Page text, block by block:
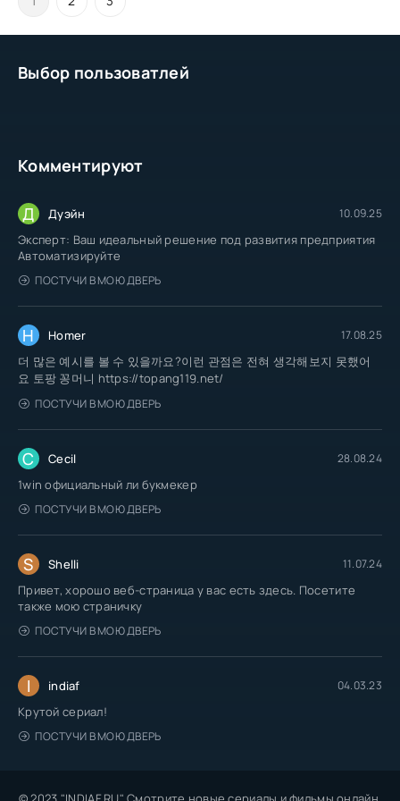
Выбор пользоватлей
Комментируют
Д Дуэйн 10.09.25
Эксперт: Ваш идеальный решение под развития предприятия
Автоматизируйте
ПОСТУЧИ В МОЮ ДВЕРЬ
H Homer 17.08.25
더 많은 예시를 볼 수 있을까요?이런 관점은 전혀 생각해보지 못했어
요 토팡 꽁머니 https://topang119.net/
ПОСТУЧИ В МОЮ ДВЕРЬ
C Cecil 28.08.24
1win официальный ли букмекер
ПОСТУЧИ В МОЮ ДВЕРЬ
S Shelli 11.07.24
Привет, хорошо веб-страница у вас есть здесь. Посетите
также мою страничку
ПОСТУЧИ В МОЮ ДВЕРЬ
I indiaf 04.03.23
Крутой сериал!
ПОСТУЧИ В МОЮ ДВЕРЬ